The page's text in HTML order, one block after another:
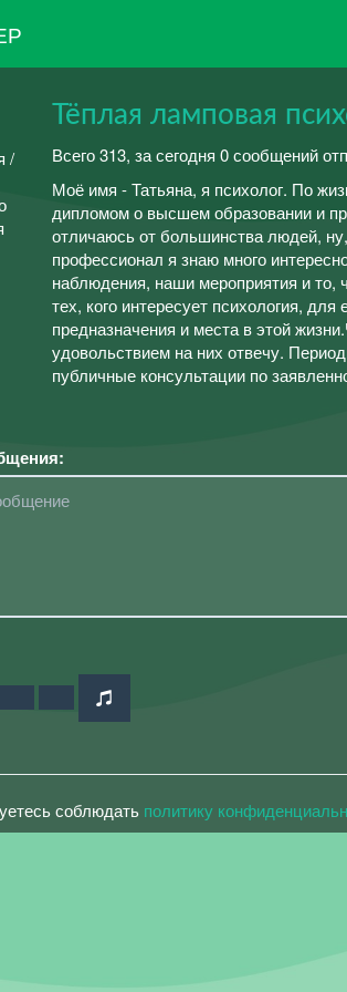
Тёплая ламповая
Всего 313, за сегодня 0 сообщений
Моё имя - Татьяна, я психолог. По
дипломом о высшем образовании и
отличаюсь от большинства людей,
профессионал я знаю много
наблюдения, наши мероприятия и то,
тех, кого интересует психология,
предназначения и места в этой
удовольствием на них отвечу.
публичные консультации по
соблюдать политику